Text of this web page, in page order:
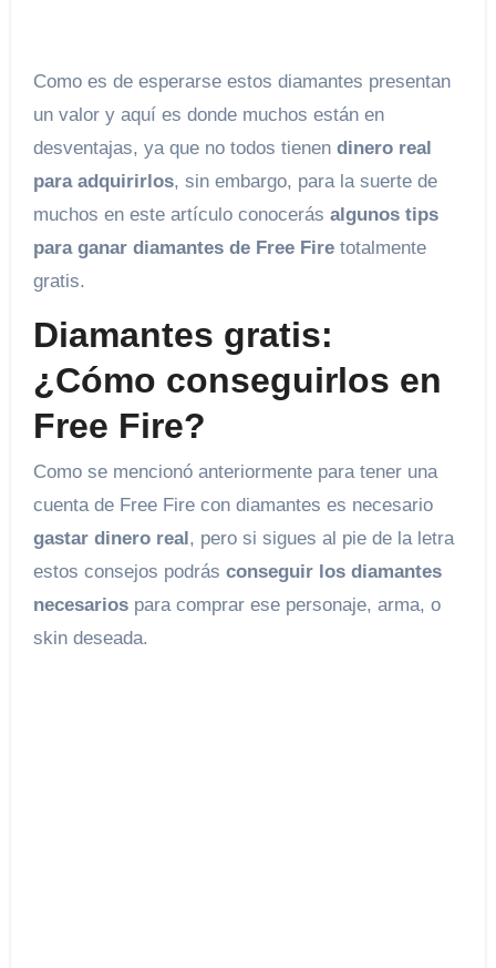
Como es de esperarse estos diamantes presentan
un valor y aquí es donde muchos están en
desventajas, ya que no todos tienen dinero real
para adquirirlos, sin embargo, para la suerte de
muchos en este artículo conocerás algunos tips
para ganar diamantes de Free Firetotalmente
gratis.
Diamantes gratis:
¿Cómo conseguirlos en
Free Fire?
Como se mencionó anteriormente para tener una
cuenta de Free Fire con diamantes es necesario
gastar dinero real , pero si sigues al pie de la letra
estos consejos podrás conseguir los diamantes
necesariospara comprar ese personaje, arma, o
skin deseada.